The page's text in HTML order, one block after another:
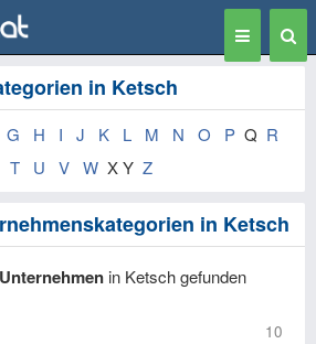
Toggle
navigation
in Ketsch
G H I J K L M N O P Q R
T U V W X Y Z
in Ketsch
in Ketsch gefunden
10